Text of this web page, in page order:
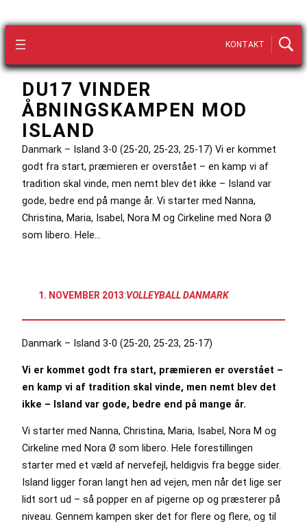
KONTAKT
DU17 VINDER
ÅBNINGSKAMPEN MOD
ISLAND
Danmark – Island 3-0 (25-20, 25-23, 25-17) Vi er kommet
godt fra start, præmieren er overstået – en kamp vi af
tradition skal vinde, men nemt blev det ikke – Island var
gode, bedre end på mange år. Vi starter med Nanna,
Christina, Maria, Isabel, Nora M og Cirkeline med Nora Ø
som libero. Hele…
1. NOVEMBER 2013:VOLLEYBALL DANMARK
Danmark – Island 3-0 (25-20, 25-23, 25-17)
Vi er kommet godt fra start, præmieren er overstået –
en kamp vi af tradition skal vinde, men nemt blev det
ikke – Island var gode, bedre end på mange år.
Vi starter med Nanna, Christina, Maria, Isabel, Nora M og
Cirkeline med Nora Ø som libero. Hele forestillingen
starter med et væld af nervefejl, heldigvis fra begge sider.
Island ligger foran langt hen ad vejen, men når det lige ser
lidt sort ud – så popper en af pigerne op og præsterer på
niveau. Gennem kampen sker det for flere og flere, og til